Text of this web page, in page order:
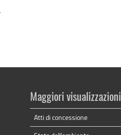
Maggiori visualizzazioni
Atti di concessione